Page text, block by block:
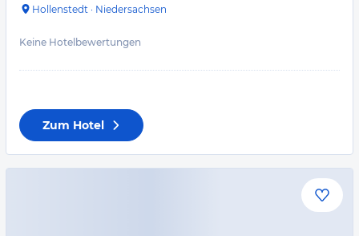
Hollenstedt · Niedersachsen
Keine Hotelbewertungen
Zum Hotel